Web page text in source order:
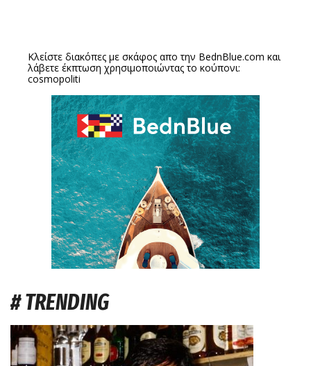
Κλείστε διακόπες με σκάφος απο την BednBlue.com και
λάβετε έκπτωση χρησιμοποιώντας το κούπονι:
cosmopoliti
# TRENDING